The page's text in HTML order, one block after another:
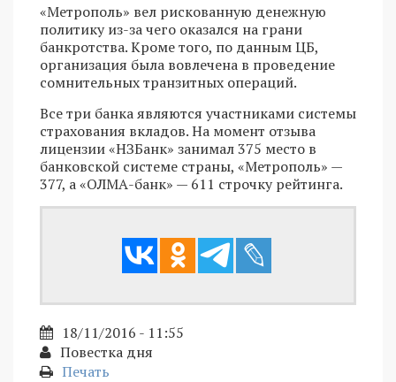
«Метрополь» вел рискованную денежную
политику из-за чего оказался на грани
банкротства. Кроме того, по данным ЦБ,
организация была вовлечена в проведение
сомнительных транзитных операций.
Все три банка являются участниками системы
страхования вкладов. На момент отзыва
лицензии «НЗБанк» занимал 375 место в
банковской системе страны, «Метрополь» —
377, а «ОЛМА-банк» — 611 строчку рейтинга.
18/11/2016 - 11:55
Повестка дня
Печать